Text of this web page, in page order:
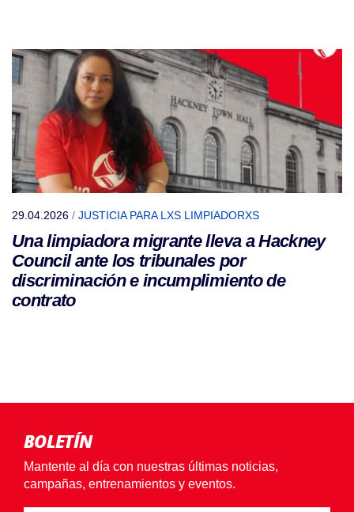
29.04.2026 / JUSTICIA PARA LXS LIMPIADORXS
Una limpiadora migrante lleva a Hackney
Council ante los tribunales por
discriminación e incumplimiento de
contrato
BOLETÍN
Mantente al día con nuestras últimas noticias,
campañas, entrenamientos y eventos.